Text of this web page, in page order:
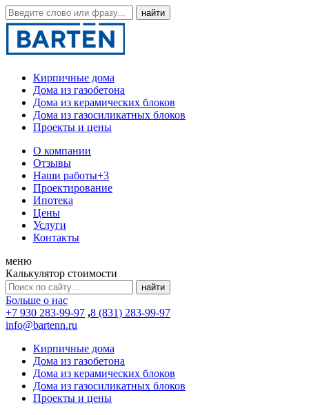
Кирпичные дома
Дома из газобетона
Дома из керамических блоков
Дома из газосиликатных блоков
Проекты и цены
О компании
Отзывы
Наши работы+3
Проектирование
Ипотека
Цены
Услуги
Контакты
меню
Калькулятор стоимости
Больше о нас
+7 930 283-99-97 ,8 (831) 283-99-97
info@bartenn.ru
Кирпичные дома
Дома из газобетона
Дома из керамических блоков
Дома из газосиликатных блоков
Проекты и цены